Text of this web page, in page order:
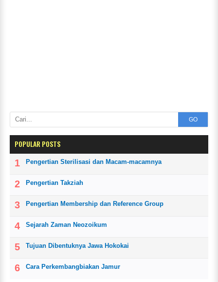
GO
POPULAR POSTS
Pengertian Sterilisasi dan Macam-macamnya
Pengertian Takziah
Pengertian Membership dan Reference Group
Sejarah Zaman Neozoikum
Tujuan Dibentuknya Jawa Hokokai
Cara Perkembangbiakan Jamur